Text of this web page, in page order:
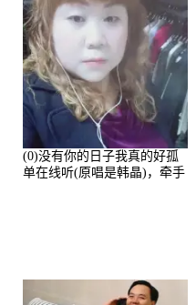
(0)没有你的日子我真的好孤
单在线听(原唱是韩晶)，牵手